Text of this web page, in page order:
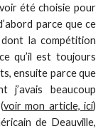
été choisie pour
parce que ce
la compétition
qu’il est toujours
ensuite parce que
j’avais beaucoup
voir mon article, ici)
de Deauville,